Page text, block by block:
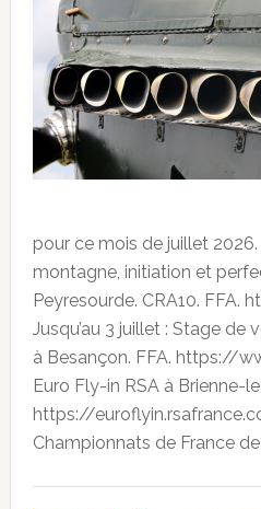
pour ce mois de juillet
montagne, initiation et
Peyresourde. CRA10. FFA.
Jusqu’au 3 juillet : Stage
à Besançon. FFA. https://
Euro Fly-in RSA à Brienne-
https://
Championnats de France